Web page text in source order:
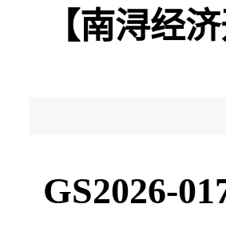
【南浔经
GS2026-